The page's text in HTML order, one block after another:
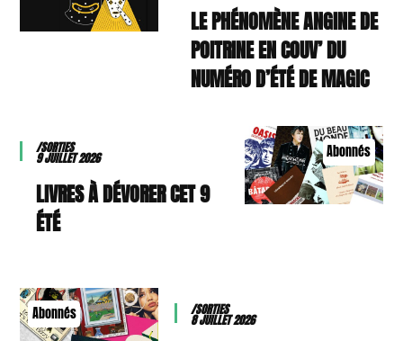
LE PHÉNOMÈNE ANGINE DE
POITRINE EN COUV’ DU
NUMÉRO D’ÉTÉ DE MAGIC
Abonnés
/SORTIES
9 JUILLET 2026
9 LIVRES À DÉVORER CET
ÉTÉ
Abonnés /SORTIES
8 JUILLET 2026